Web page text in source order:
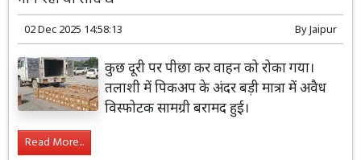
02 Dec 2025 14:58:13 ByJaipur
कुछ दूरी पर पीछा कर वाहन को रोका गया।
तलाशी में पिकअप के अंदर बड़ी मात्रा में अवैध
विस्फोटक सामग्री बरामद हुई।
Read More...